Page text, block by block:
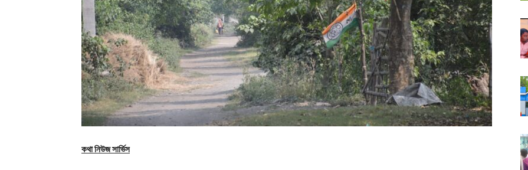
কথা নিউজ সার্ভিস